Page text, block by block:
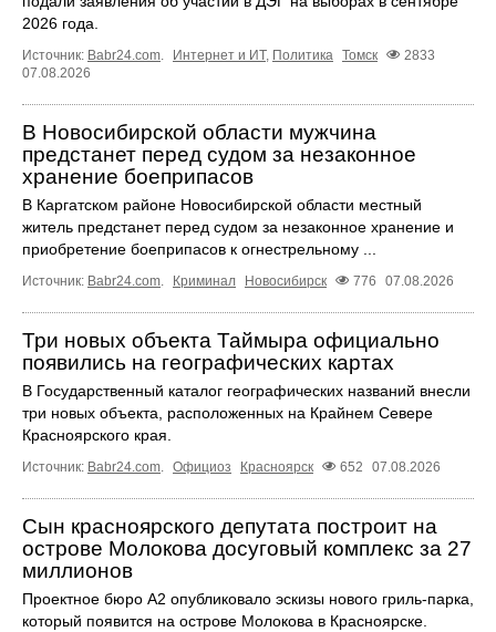
2026 года.
Источник: Babr24.com. Интернет и ИТ, Политика Томск
2833
07.08.2026
В Новосибирской области мужчина
предстанет перед судом за незаконное
хранение боеприпасов
В Каргатском районе Новосибирской области местный
житель предстанет перед судом за незаконное хранение и
приобретение боеприпасов к огнестрельному ...
Источник: Babr24.com. Криминал Новосибирск 776 07.08.2026
Три новых объекта Таймыра официально
появились на географических картах
В Государственный каталог географических названий внесли
три новых объекта, расположенных на Крайнем Севере
Красноярского края.
Источник: Babr24.com. Официоз Красноярск 652 07.08.2026
Сын красноярского депутата построит на
острове Молокова досуговый комплекс за 27
миллионов
Проектное бюро А2 опубликовало эскизы нового гриль-парка,
который появится на острове Молокова в Красноярске.